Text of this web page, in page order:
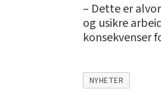
– Dette er
og usikre
konsekvenser
NYHETER